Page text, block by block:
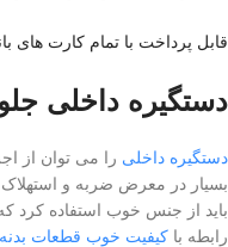
قابل پرداخت با تمام کارت های
دستگیره داخلی
دستگیره داخلی را می توان از
بسیار در معرض ضربه و
باید از جنس خوب استفاده کرد
رابطه با کیفیت خوب قطعات بدنه